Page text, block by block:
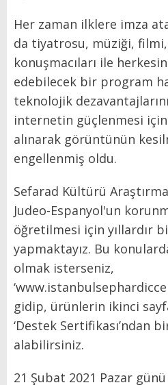
Her zaman ilklere imza
da tiyatrosu, müziği,
konuşmacıları ile
edebilecek bir program
teknolojik
internetin güçlenmesi
alınarak görüntünün
engellenmiş oldu.
Sefarad Kültürü
Judeo-Espanyol'un
öğretilmesi için yıllardır
yapmaktayız. Bu
olmak isterseniz,
gidip, ürünlerin ikinci
‘Destek Sertifikası’ndan
alabilirsiniz.
21 Şubat 2021 Pazar